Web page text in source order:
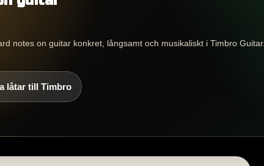
notes on guitar konkret, långsamt och musikaliskt i Timbro Guitar.
låtar till Timbro